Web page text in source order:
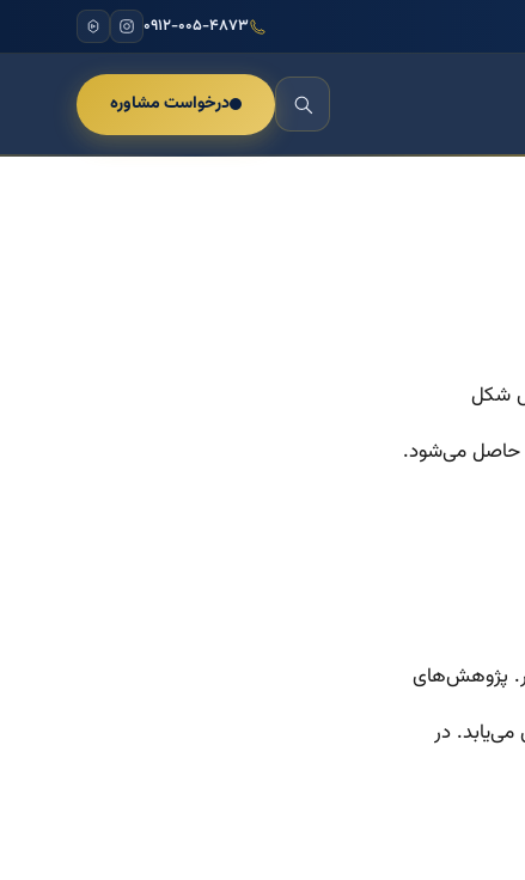
۰۹۱۲-۰۰۵-۴۸۷۳
درخواست مشاوره
شکل
حاصل می‌شود.
پژوهش‌های